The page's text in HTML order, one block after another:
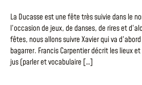
La Ducasse est une fête très suivie dans le
l’occasion de jeux, de danses, de rires et
fêtes, nous allons suivre Xavier qui va
bagarrer. Francis Carpentier décrit les lieux
jus (parler et vocabulaire […]